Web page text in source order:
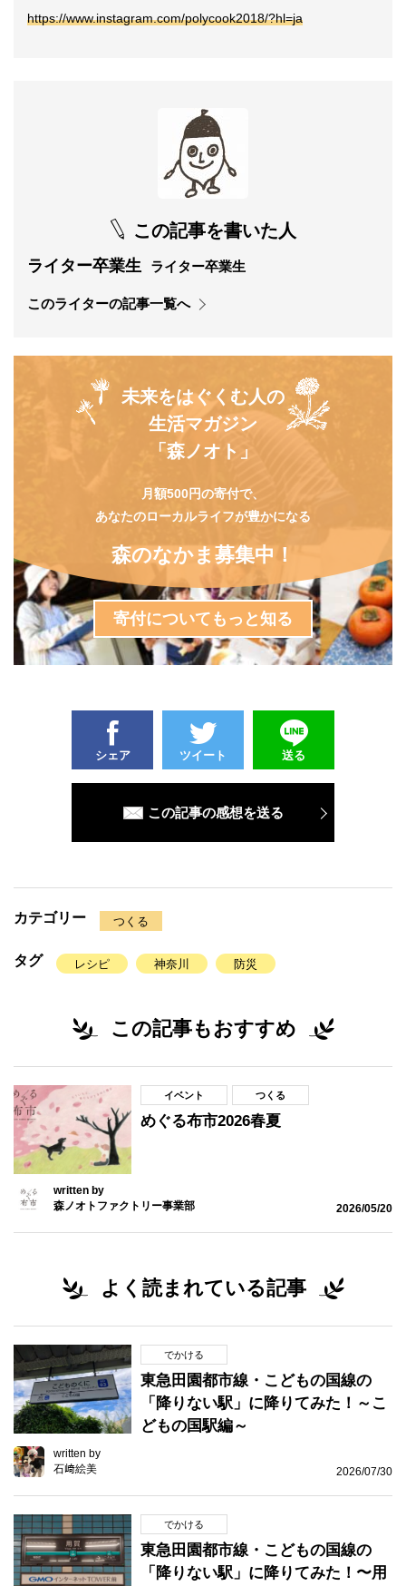
https://www.instagram.com/polycook2018/?hl=ja
この記事を書いた人
ライター卒業生 ライター卒業生
このライターの記事一覧へ
未来をはぐくむ人の
生活マガジン
「森ノオト」
月額500円の寄付で、
あなたのローカルライフが豊かになる
森のなかま募集中！
寄付についてもっと知る
シェア ツイート 送る
この記事の感想を送る
カテゴリー つくる
タグ レシピ 神奈川 防災
この記事もおすすめ
イベント つくる
めぐる布市2026春夏
written by
森ノオトファクトリー事業部
2026/05/20
よく読まれている記事
でかける
東急田園都市線・こどもの国線の
「降りない駅」に降りてみた！～こ
どもの国駅編～
written by
石﨑絵美
2026/07/30
でかける
東急田園都市線・こどもの国線の
「降りない駅」に降りてみた！〜用